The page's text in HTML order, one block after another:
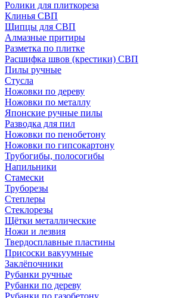
Ролики для плиткореза
Клинья СВП
Щипцы для СВП
Алмазные притиры
Разметка по плитке
Расшифка швов (крестики) СВП
Пилы ручные
Стусла
Ножовки по дереву
Ножовки по металлу
Японские ручные пилы
Разводка для пил
Ножовки по пенобетону
Ножовки по гипсокартону
Трубогибы, полосогибы
Напильники
Стамески
Труборезы
Степлеры
Стеклорезы
Щётки металлические
Ножи и лезвия
Твердосплавные пластины
Присоски вакуумные
Заклёпочники
Рубанки ручные
Рубанки по дереву
Рубанки по газобетону